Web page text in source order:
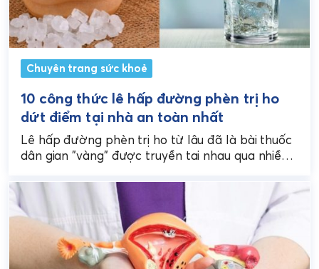
Chuyên trang sức khoẻ
10 công thức lê hấp đường phèn trị ho
dứt điểm tại nhà an toàn nhất
Lê hấp đường phèn trị ho từ lâu đã là bài thuốc
dân gian "vàng" được truyền tai nhau qua nhiều